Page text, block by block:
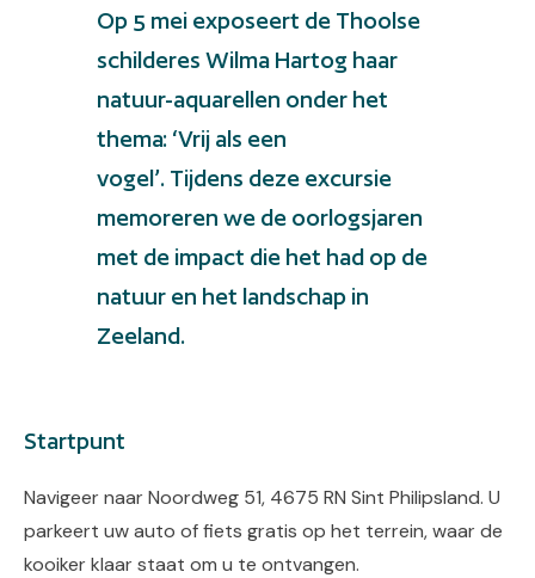
Op 5 mei exposeert de Thoolse
schilderes Wilma Hartog haar
natuur-aquarellen onder het
thema: ‘Vrij als een
vogel’. Tijdens deze excursie
memoreren we de oorlogsjaren
met de impact die het had op de
natuur en het landschap in
Zeeland.
Startpunt
Navigeer naar Noordweg 51, 4675 RN Sint Philipsland. U
parkeert uw auto of fiets gratis op het terrein, waar de
kooiker klaar staat om u te ontvangen.